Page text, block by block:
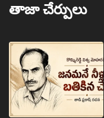
తాజా చేర్పులు